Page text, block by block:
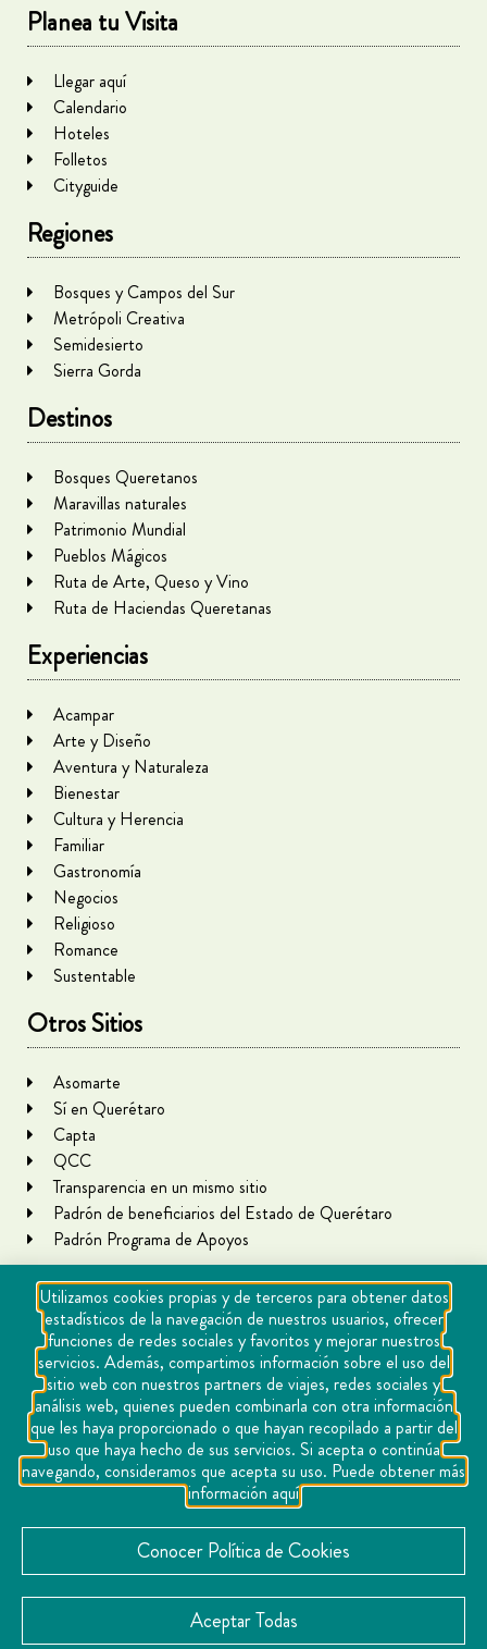
Planea tu Visita
Llegar aquí
Calendario
Hoteles
Folletos
Cityguide
Regiones
Bosques y Campos del Sur
Metrópoli Creativa
Semidesierto
Sierra Gorda
Destinos
Bosques Queretanos
Maravillas naturales
Patrimonio Mundial
Pueblos Mágicos
Ruta de Arte, Queso y Vino
Ruta de Haciendas Queretanas
Experiencias
Acampar
Arte y Diseño
Aventura y Naturaleza
Bienestar
Cultura y Herencia
Familiar
Gastronomía
Negocios
Religioso
Romance
Sustentable
Otros Sitios
Asomarte
Sí en Querétaro
Capta
QCC
Transparencia en un mismo sitio
Padrón de beneficiarios del Estado de Querétaro
Padrón Programa de Apoyos
Copyright Querétaro Travel 2021 | v 1.1
Cookies
Aviso de privacidad
Directorio
Contacto
Utilizamos cookies propias y de terceros para obtener datos
estadísticos de la navegación de nuestros usuarios, ofrecer
funciones de redes sociales y favoritos y mejorar nuestros
servicios. Además, compartimos información sobre el uso del
sitio web con nuestros partners de viajes, redes sociales y
análisis web, quienes pueden combinarla con otra información
que les haya proporcionado o que hayan recopilado a partir del
uso que haya hecho de sus servicios. Si acepta o continúa
navegando, consideramos que acepta su uso. Puede obtener más
información aquí
Conocer Política de Cookies
Aceptar Todas